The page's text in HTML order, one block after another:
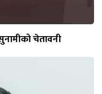
चेतावनी